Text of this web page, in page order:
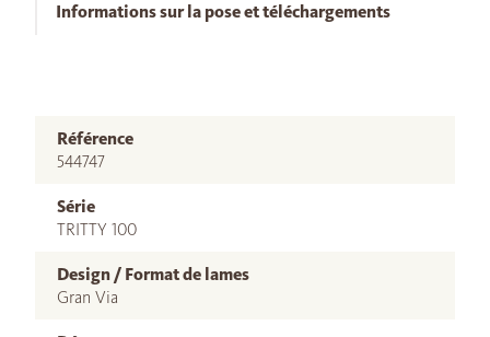
Informations sur la pose et téléchargements
Référence
544747
Série
TRITTY 100
Design / Format de lames
Gran Via